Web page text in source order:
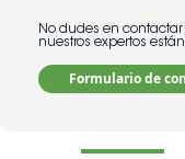
No dudes en
nuestros expertos
Formulario de